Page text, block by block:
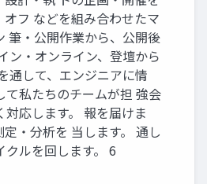
オフ などを組み合わせたマ
筆・公開作業から、公開後
ン・オンライン、登壇から
通して、エンジニアに情
て私たちのチームが担 強会
対応します。 報を届けま
定・分析を 当します。 通し
クルを回します。 6